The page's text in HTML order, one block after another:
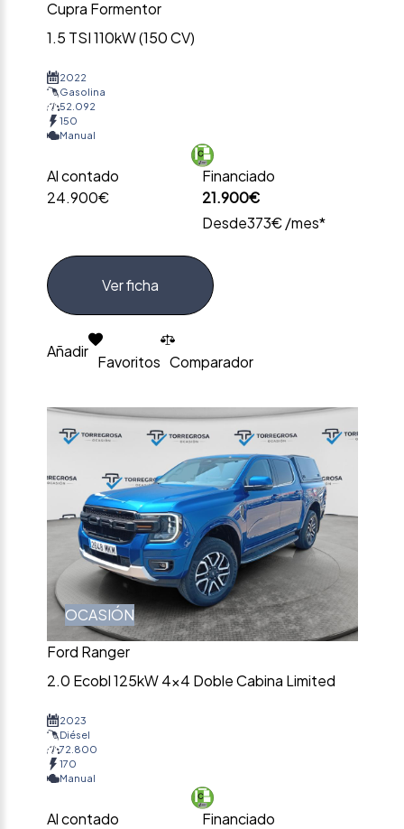
Cupra Formentor
1.5 TSI 110kW (150 CV)
2022
Gasolina
52.092
150
Manual
Al contado
24.900€
Financiado
21.900€
Desde373€ /mes*
Ver ficha
Añadir
Favoritos Comparador
OCASIÓN
Ford Ranger
2.0 Ecobl 125kW 4×4 Doble Cabina Limited
2023
Diésel
72.800
170
Manual
Al contado
Financiado